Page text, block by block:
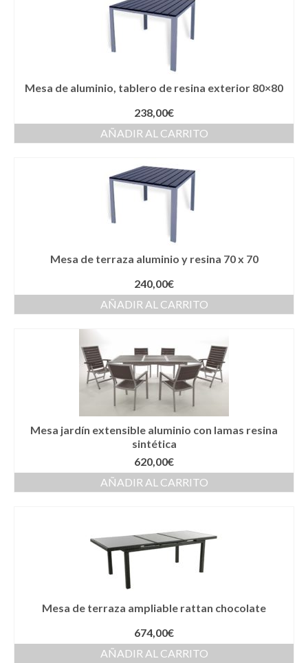
Mesa de aluminio, tablero de resina exterior 80×80
238,00€
AÑADIR AL CARRITO
Mesa de terraza aluminio y resina 70 x 70
240,00€
AÑADIR AL CARRITO
Mesa jardín extensible aluminio con lamas resina
sintética
620,00€
AÑADIR AL CARRITO
Mesa de terraza ampliable rattan chocolate
674,00€
AÑADIR AL CARRITO